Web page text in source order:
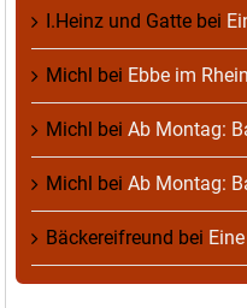
I.Heinz und Gatte bei
Michl bei Ebbe im
Michl bei Ab Montag:
Michl bei Ab Montag:
Bäckereifreund bei